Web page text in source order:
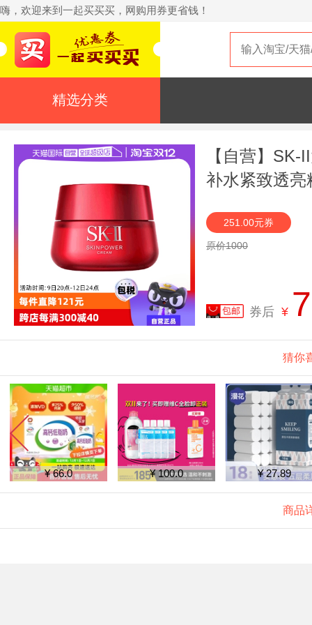
嗨，欢迎来到一起买买买，网购用券更省钱！
精选分类
【自营】SK-
补水紧致透亮
251.00元券
原价1000
券后 ¥
猜你
¥ 66.0 ¥ 100.0 ¥ 27.89
商品